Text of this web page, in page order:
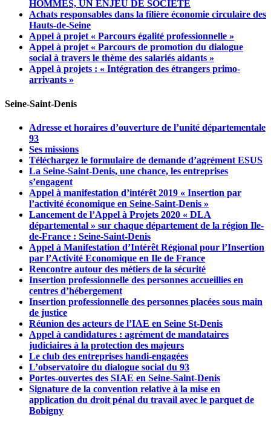
HOMMES, UN ENJEU DE SOCIETE
Achats responsables dans la filière économie circulaire des
Hauts-de-Seine
Appel à projet « Parcours égalité professionnelle »
Appel à projet « Parcours de promotion du dialogue
social à travers le thème des salariés aidants »
Appel à projets : « Intégration des étrangers primo-
arrivants »
Seine-Saint-Denis
Adresse et horaires d’ouverture de l’unité départementale
93
Ses missions
Téléchargez le formulaire de demande d’agrément ESUS
La Seine-Saint-Denis, une chance, les entreprises
s’engagent
Appel à manifestation d’intérêt 2019 « Insertion par
l’activité économique en Seine-Saint-Denis »
Lancement de l’Appel à Projets 2020 « DLA
départemental » sur chaque département de la région Ile-
de-France : Seine-Saint-Denis
Appel à Manifestation d’Intérêt Régional pour l’Insertion
par l’Activité Economique en Ile de France
Rencontre autour des métiers de la sécurité
Insertion professionnelle des personnes accueillies en
centres d’hébergement
Insertion professionnelle des personnes placées sous main
de justice
Réunion des acteurs de l’IAE en Seine St-Denis
Appel à candidatures : agrément de mandataires
judiciaires à la protection des majeurs
Le club des entreprises handi-engagées
L’observatoire du dialogue social du 93
Portes-ouvertes des SIAE en Seine-Saint-Denis
Signature de la convention relative à la mise en
application du droit pénal du travail avec le parquet de
Bobigny